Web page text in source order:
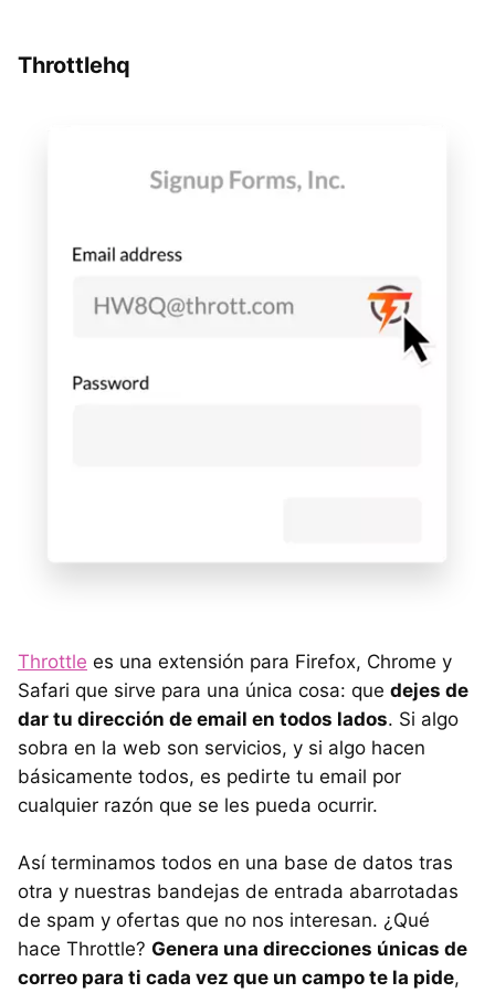
Throttlehq
Throttle es una extensión para Firefox, Chrome y
Safari que sirve para una única cosa: que dejes de
dar tu dirección de email en todos lados. Si algo
sobra en la web son servicios, y si algo hacen
básicamente todos, es pedirte tu email por
cualquier razón que se les pueda ocurrir.
Así terminamos todos en una base de datos tras
otra y nuestras bandejas de entrada abarrotadas
de spam y ofertas que no nos interesan. ¿Qué
hace Throttle? Genera una direcciones únicas de
correo para ti cada vez que un campo te la pide,